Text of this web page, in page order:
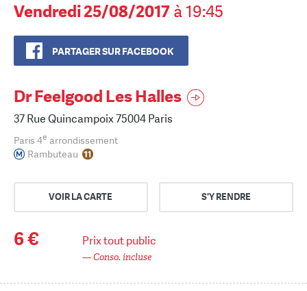
Vendredi 25/08/2017 à 19:45
PARTAGER SUR FACEBOOK
Dr Feelgood Les Halles
37 Rue Quincampoix 75004 Paris
Paris 4e arrondissement
Rambuteau
VOIR LA CARTE S'Y RENDRE
6 € Prix tout public
— Conso. incluse